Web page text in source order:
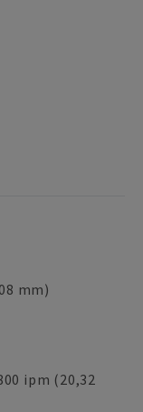
mm)
ipm (20,32